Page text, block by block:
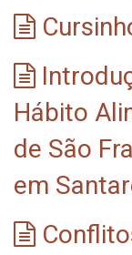
Hábito
de São
em